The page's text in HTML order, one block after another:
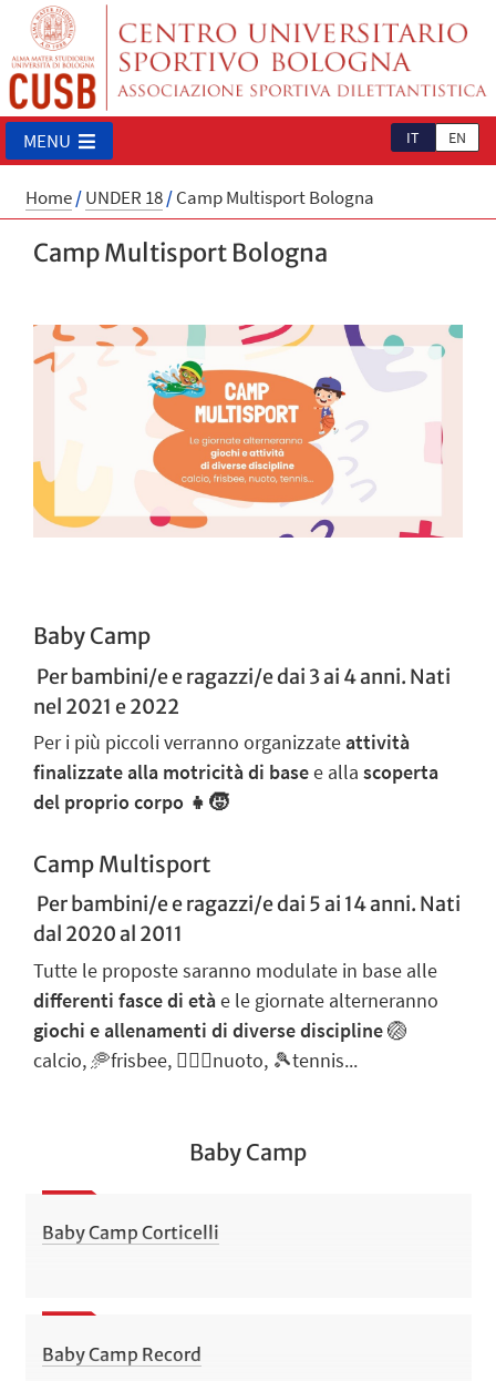
IT EN
MENU
Home/UNDER 18/Camp Multisport Bologna
Camp Multisport Bologna
Baby Camp
Per bambini/e e ragazzi/e dai 3 ai 4 anni. Nati
nel 2021 e 2022
Per i più piccoli verranno organizzateattività
finalizzate alla motricità di basee alla scoperta
del proprio corpo 👧🧒
Camp Multisport
Per bambini/e e ragazzi/e dai 5 ai 14 anni. Nati
dal 2020 al 2011
Tutte le proposte saranno modulate in base alle
differenti fasce di etàe le giornate alterneranno
giochi e allenamenti di diverse discipline🏐
calcio, 🥏frisbee, 🏊🏻‍♀️nuoto, 🎾tennis...
Baby Camp
Baby Camp Corticelli
Baby Camp Record